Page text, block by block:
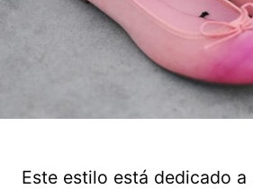
Este estilo está dedicado